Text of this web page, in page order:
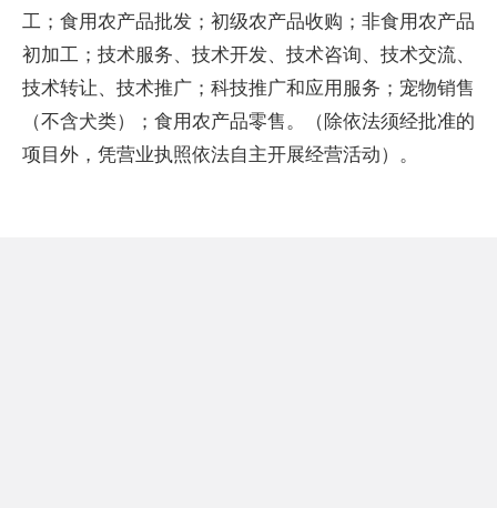
工；食用农产品批发；初级农产品收购；非食用农产品
初加工；技术服务、技术开发、技术咨询、技术交流、
技术转让、技术推广；科技推广和应用服务；宠物销售
（不含犬类）；食用农产品零售。（除依法须经批准的
项目外，凭营业执照依法自主开展经营活动）。